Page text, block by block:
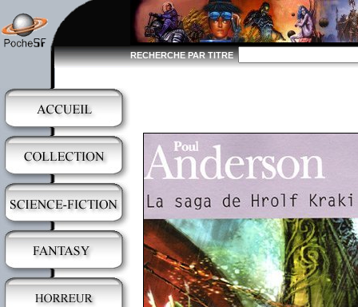
RECHERCHE PAR TITRE